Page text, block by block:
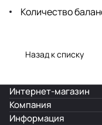
Количество
Назад к списку
Интернет-магазин
Компания
Информация